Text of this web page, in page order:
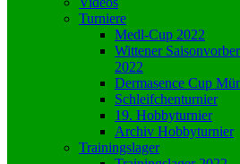
Turniere
Medl-Cup 2022
Wittener
2022
Dermasence Cup
Schleifchenturnier
19. Hobbyturnier
Archiv Hobbyturnier
Trainingslager